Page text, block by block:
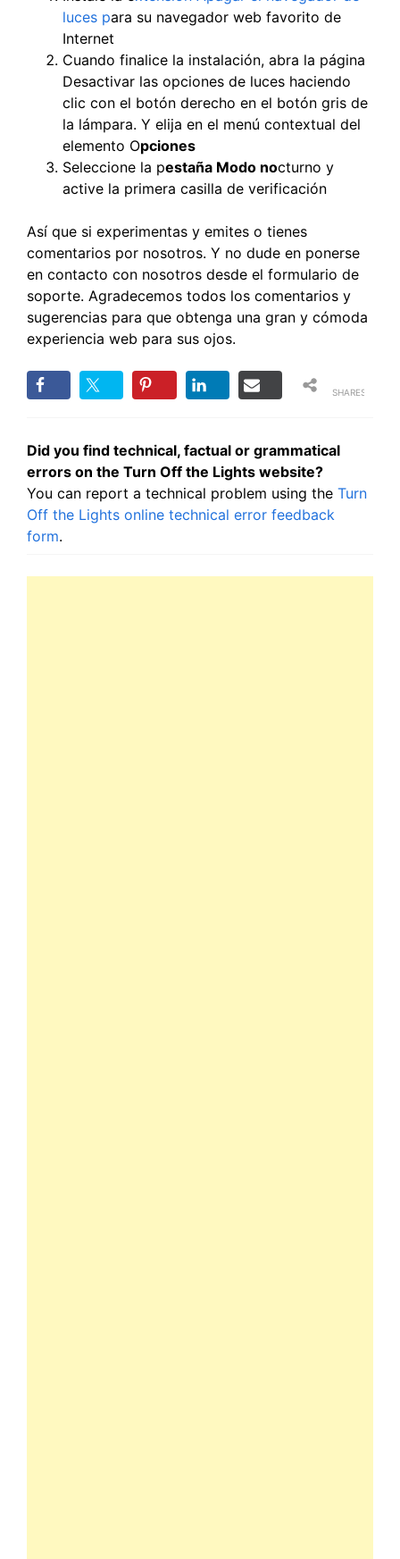
luces para su navegador web favorito de
Internet
Cuando finalice la instalación, abra la página
Desactivar las opciones de luces haciendo
clic con el botón derecho en el botón gris de
la lámpara. Y elija en el menú contextual del
elemento Opciones
Seleccione la pestaña Modo nocturno y
active la primera casilla de verificación
Así que si experimentas y emites o tienes
comentarios por nosotros. Y no dude en ponerse
en contacto con nosotros desde el formulario de
soporte. Agradecemos todos los comentarios y
sugerencias para que obtenga una gran y cómoda
experiencia web para sus ojos.
SHARES
Did you find technical, factual or grammatical
errors on the Turn Off the Lights website?
You can report a technical problem using the Turn
Off the Lights online technical error feedback
form.